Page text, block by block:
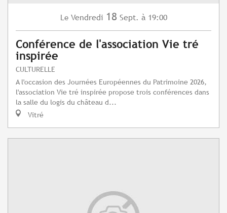
Le Vendredi 18 Sept. à 19:00
Conférence de l'association Vie tré
inspirée
CULTURELLE
A l'occasion des Journées Européennes du Patrimoine 2026,
l'association Vie tré inspirée propose trois conférences dans
la salle du logis du château d...
Vitré